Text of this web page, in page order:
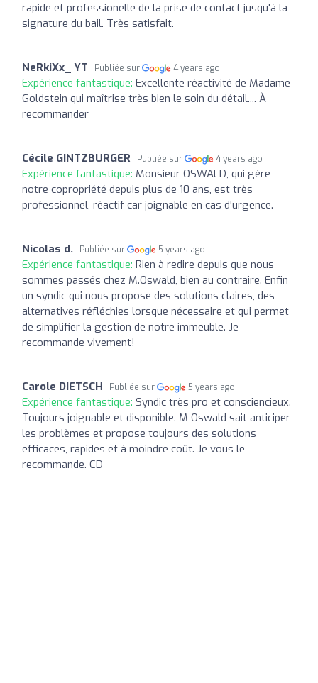
rapide et professionelle de la prise de contact jusqu'à la
signature du bail. Très satisfait.
NeRkiXx_ YT Publiée sur 4 years ago
Expérience fantastique: Excellente réactivité de Madame
Goldstein qui maîtrise très bien le soin du détail.... À
recommander
Cécile GINTZBURGER Publiée sur 4 years ago
Expérience fantastique: Monsieur OSWALD, qui gère
notre copropriété depuis plus de 10 ans, est très
professionnel, réactif car joignable en cas d'urgence.
Nicolas d. Publiée sur 5 years ago
Expérience fantastique: Rien à redire depuis que nous
sommes passés chez M.Oswald, bien au contraire. Enfin
un syndic qui nous propose des solutions claires, des
alternatives réfléchies lorsque nécessaire et qui permet
de simplifier la gestion de notre immeuble. Je
recommande vivement!
Carole DIETSCH Publiée sur 5 years ago
Expérience fantastique: Syndic très pro et consciencieux.
Toujours joignable et disponible. M Oswald sait anticiper
les problèmes et propose toujours des solutions
efficaces, rapides et à moindre coût. Je vous le
recommande. CD